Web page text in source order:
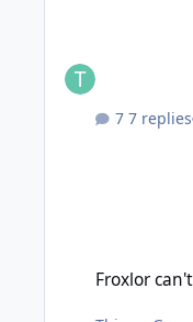
7 replies
Froxlor